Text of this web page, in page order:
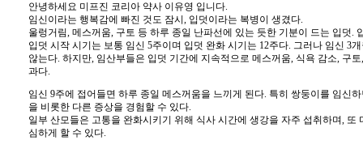
안녕하세요 미프진 코리아 약사 이유영 입니다.
임신이라는 행복감에 빠진 것도 잠시, 입덧이라는 복병이 생겼다.
울렁거림, 메스꺼움, 구토 등 하루 종일 난파선에 있는 듯한 기분이 드는 입덧.
입덧 시작 시기는 보통 임신 5주이며 입덧 완화 시기는 12주다. 그러나 임신
않는다. 하지만, 임산부들은 입덧 기간에 지속적으로 메스꺼움, 식욕 감소, 구
과다.
임신 9주에 접어들면 하루 종일 메스꺼움을 느끼게 된다. 특히 쌍둥이를 임신
을 비롯한 다른 증상을 경험할 수 있다.
일부 산모들은 고통을 완화시키기 위해 식사 시간에 생강을 자주 섭취하며,
심하게 할 수 있다.